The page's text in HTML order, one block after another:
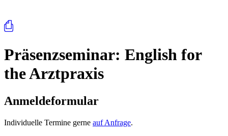
⎙
Präsenzseminar: English for
the Arztpraxis
Anmeldeformular
Individuelle Termine gerne auf Anfrage.